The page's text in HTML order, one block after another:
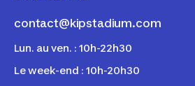
contact@kipstadium.com
Lun. au ven. : 10h-22h30
Le week-end : 10h-20h30